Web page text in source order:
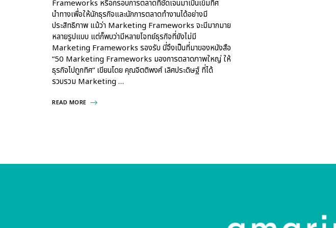
Frameworks หรือกรอบการตลาดที่ชัดเจนมาเป็นเข็มทิศ
นำทางเพื่อให้นักธุรกิจและนักการตลาดทำงานได้อย่างมี
ประสิทธิภาพ แม้ว่า Marketing Frameworks จะมีมากมาย
หลายรูปแบบ แต่ก็พบว่ามีหลายโจทย์ธุรกิจที่ยังไม่มี
Marketing Frameworks รองรับ นี่จึงเป็นที่มาของหนังสือ
“50 Marketing Frameworks มองการตลาดภาพใหญ่ ให้
ธุรกิจไปถูกทิศ” เขียนโดย คุณจิตติพงศ์ เลิศประดิษฐ์ ที่ได้
รวบรวม Marketing …
READ MORE